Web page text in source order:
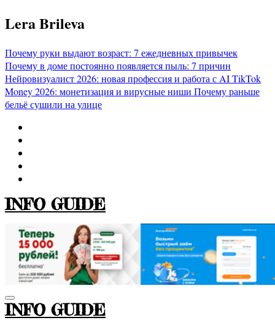
Перейти
к
Lera Brileva
Почему руки выдают возраст: 7 ежедневных привычек
Почему в доме постоянно появляется пыль: 7 причин
Нейровизуалист 2026: новая профессия и работа с AITikTok
Money 2026: монетизация и вирусные ниши Почему раньше
бельё сушили на улице
INFO GUIDE
INFO GUIDE